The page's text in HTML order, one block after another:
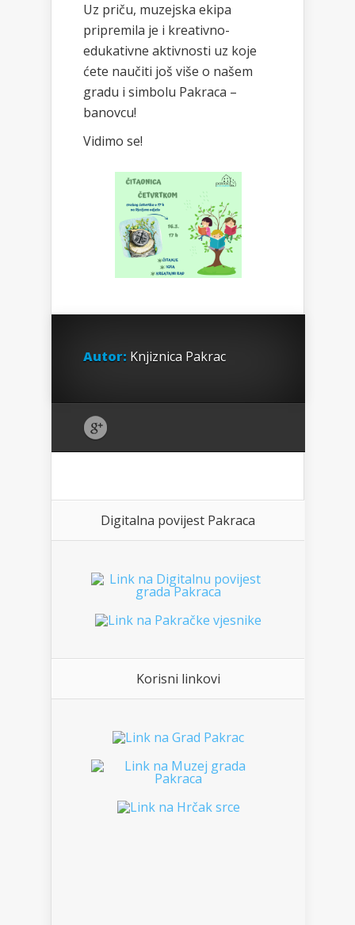
Uz priču, muzejska ekipa
pripremila je i kreativno-
edukativne aktivnosti uz koje
ćete naučiti još više o našem
gradu i simbolu Pakraca –
banovcu!
Vidimo se!
Autor: Knjiznica Pakrac
Digitalna povijest Pakraca
Korisni linkovi